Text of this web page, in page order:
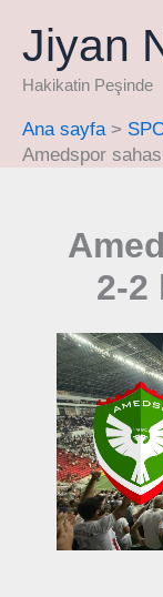
Jiyan
Hakikatin Peşinde
Ana sayfa
Amedspor
2-2